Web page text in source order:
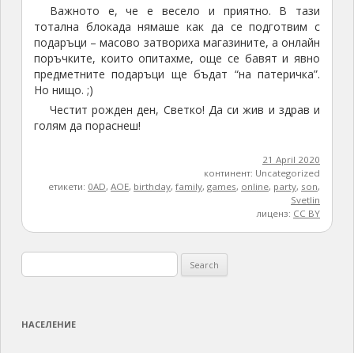
Важното е, че е весело и приятно. В тази
тотална блокада нямаше как да се подготвим с
подаръци – масово затвориха магазините, а онлайн
поръчките, които опитахме, още се бавят и явно
предметните подаръци ще бъдат “на патеричка”.
Но нищо. ;)
Честит рожден ден, Светко! Да си жив и здрав и
голям да пораснеш!
21 April 2020
континент: Uncategorized
етикети: 0AD,AOE, birthday,family,games, online, party, son,
Svetlin
лиценз: CC BY
for:
НАСЕЛЕНИЕ